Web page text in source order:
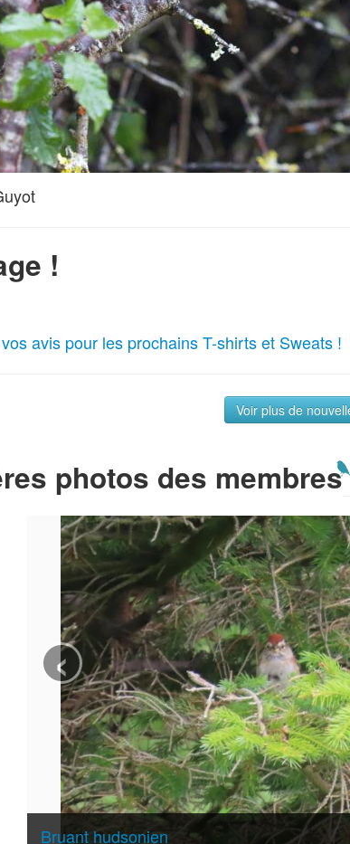
!
avis pour les prochains T-shirts et Sweats !
Voir plus de
photos des membres
Bruant hudsonien
‹